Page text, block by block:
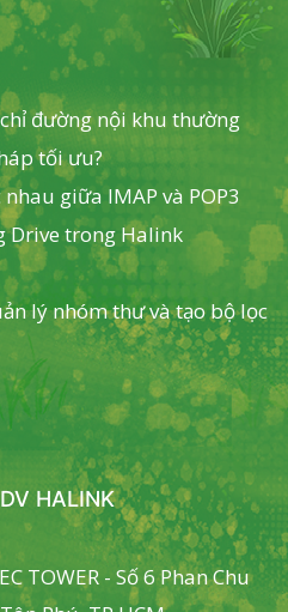
đường nội khu thường
tối ưu?
giữa IMAP và POP3
Drive trong Halink
lý nhóm thư và tạo bộ lọc
HALINK
TOWER - Số 6 Phan Chu